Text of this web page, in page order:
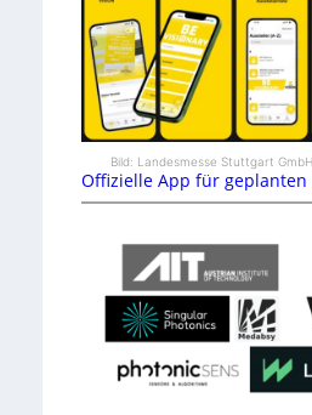
Bild: Landesmesse Stuttgart
Offizielle App für geplanten